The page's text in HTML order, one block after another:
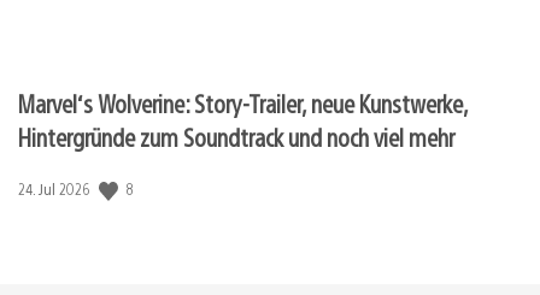
Marvel‘s Wolverine: Story-Trailer, neue Kunstwerke,
Hintergründe zum Soundtrack und noch viel mehr
Veröffentlichungsdatum:
24. Jul 2026 8